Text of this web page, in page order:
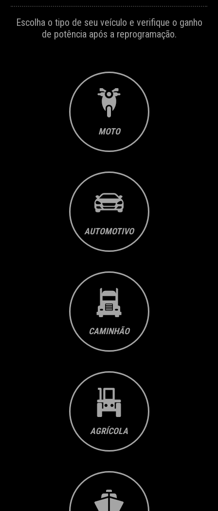
Escolha o tipo de seu veículo e verifique o ganho
de potência após a reprogramação.
MOTO
AUTOMOTIVO
CAMINHÃO
AGRÍCOLA